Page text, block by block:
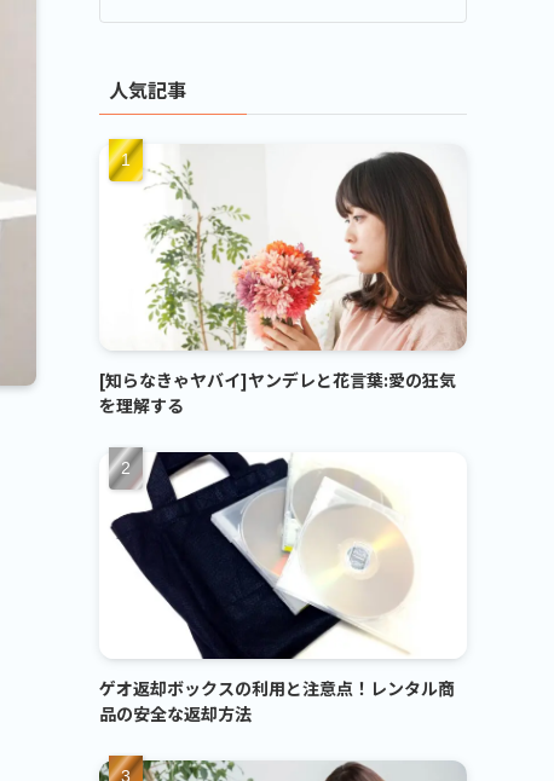
人気記事
[知らなきゃヤバイ]ヤンデレと花言葉:愛の狂気
を理解する
ゲオ返却ボックスの利用と注意点！レンタル商
品の安全な返却方法